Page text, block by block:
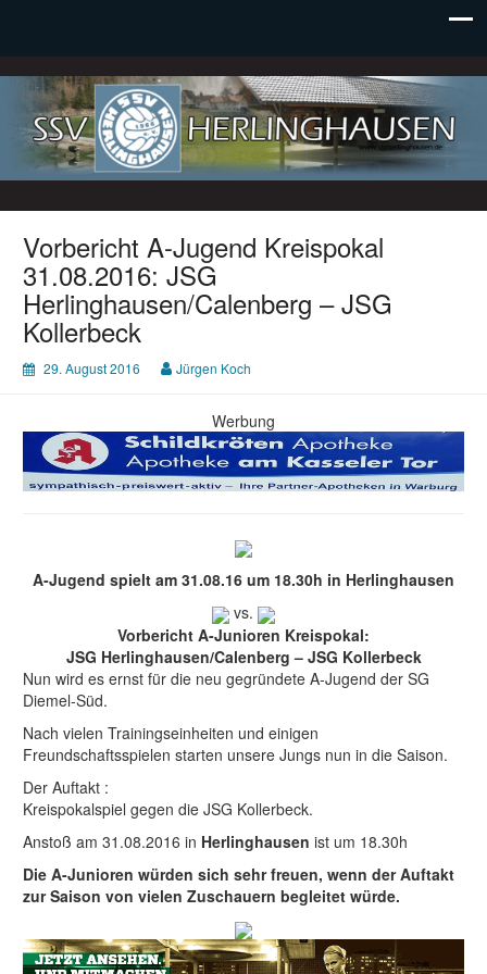
SSV Herlinghausen e. V.
Vorbericht A-Jugend Kreispokal
31.08.2016: JSG
Herlinghausen/Calenberg – JSG
Kollerbeck
29. August 2016 Jürgen Koch
Werbung
A-Jugend spielt am 31.08.16 um 18.30h in Herlinghausen
vs.
Vorbericht A-Junioren Kreispokal:
JSG Herlinghausen/Calenberg – JSG Kollerbeck
Nun wird es ernst für die neu gegründete A-Jugend der SG
Diemel-Süd.
Nach vielen Trainingseinheiten und einigen
Freundschaftsspielen starten unsere Jungs nun in die Saison.
Der Auftakt :
Kreispokalspiel gegen die JSG Kollerbeck.
Anstoß am 31.08.2016 in Herlinghausen ist um 18.30h
Die A-Junioren würden sich sehr freuen, wenn der Auftakt
zur Saison von vielen Zuschauern begleitet würde.